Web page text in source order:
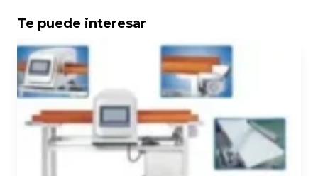
Te puede interesar